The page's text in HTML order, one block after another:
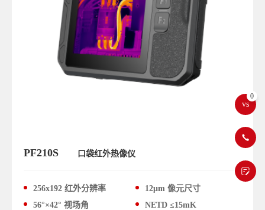
PF210S 口袋红外热像仪
256x192 红外分辨率
12μm 像元尺寸
56°×42° 视场角
NETD ≤15mK
vs
0